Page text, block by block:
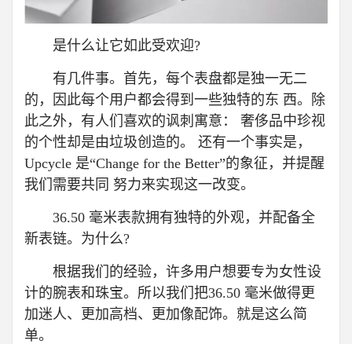
是什么让它如此受欢迎?
有几件事。首先，每个表盘都是独一无二
的，因此每个用户都会得到一些独特的东 西。除
此之外，有人们喜欢的讽刺寓意： 奢侈品中珍视
的个性却是由垃圾创造的。 还有一个事实是，
Upcycle 是“Change for the Better”的象征，并提醒
我们需要共同 努力来实现这一改变。
36.50 毫米表款拥有独特的外观，并配备全
新表链。为什么?
根据我们的经验，许多用户想要专为女性设
计的腕表和珠宝。所以我们把36.50 毫米做得更
加迷人、更加高档、更加像配饰。就是这么简
单。